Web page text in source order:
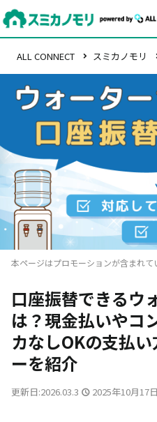
ALL CONNECT スミカノモリ
本ページはプロモーションが含まれて
口座振替できるウ
は？現金払いやコ
カなしOKの支払
ーを紹介
更新日:2026.03.3 2025年10月17日